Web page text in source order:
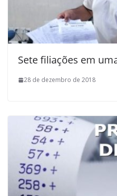
Sete filiações em
28 de dezembro de 2018